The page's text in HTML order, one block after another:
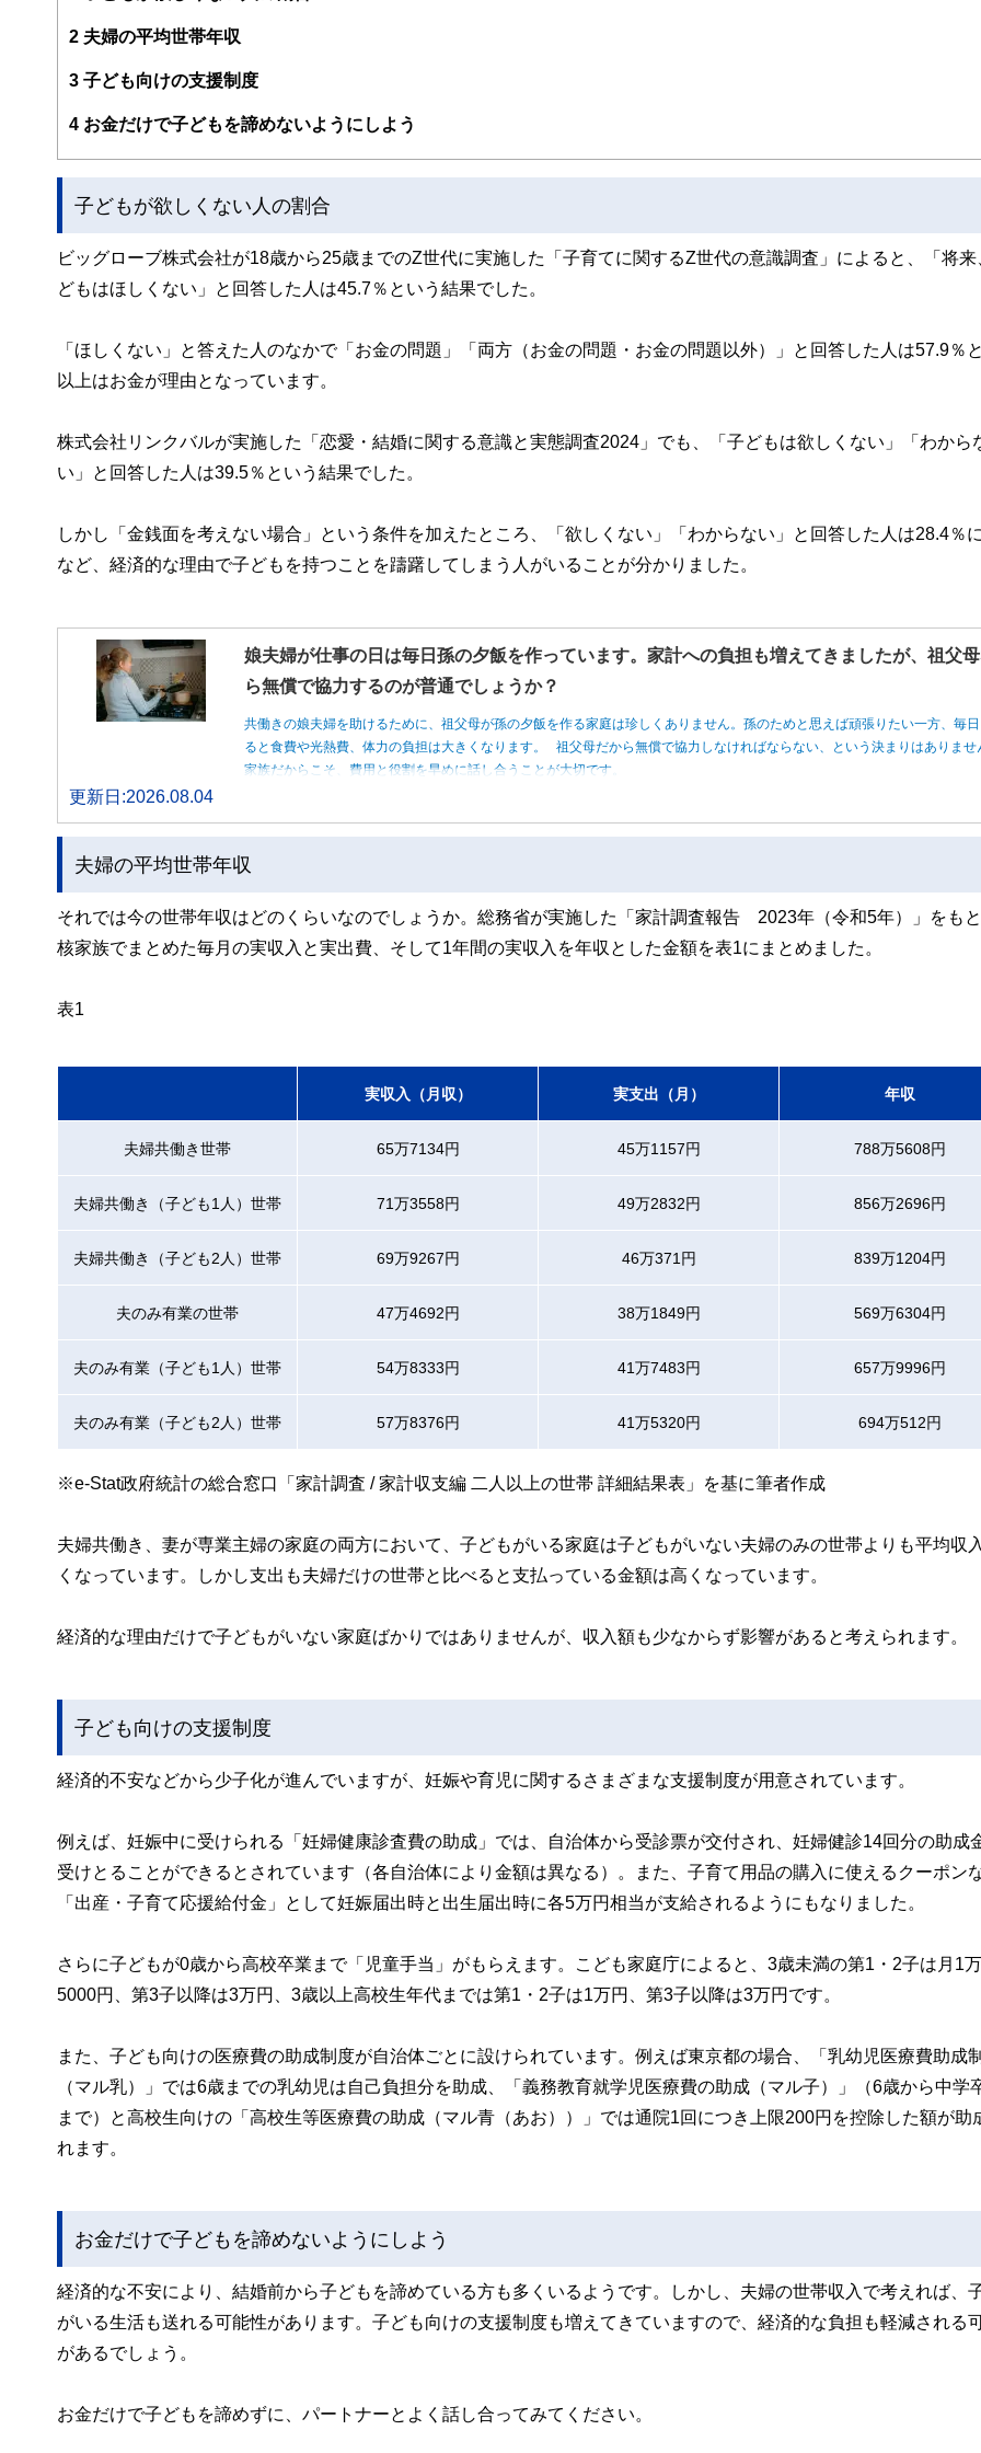
FinancialFieldの特徴は、ファイナンシャルプランナー、弁護士、税理士、宅地建物取引士、相続診断士、住宅ローンアドバイザー、DCプラン
ー、公認会計士、社会保険労務士、行政書士、投資アナリスト、キャリアコンサルタントなど150名以上の有資格者を執筆者・監修者として迎
と、読み応えのあるコンテンツと確かな情報発信を実現しています。
私たちは、快適でより良い生活のアイデアを提供するお金のコンシェルジュを目指します。
2 夫婦の平均世帯年収
3 子ども向けの支援制度
4 お金だけで子どもを諦めないようにしよう
子どもが欲しくない人の割合
ビッグローブ株式会社が18歳から25歳までのZ世代に実施した「子育てに関するZ世代の意識調査」によると、「将来
どもはほしくない」と回答した人は45.7％という結果でした。
「ほしくない」と答えた人のなかで「お金の問題」「両方（お金の問題・お金の問題以外）」と回答した人は57.9％
以上はお金が理由となっています。
株式会社リンクバルが実施した「恋愛・結婚に関する意識と実態調査2024」でも、「子どもは欲しくない」「わから
い」と回答した人は39.5％という結果でした。
しかし「金銭面を考えない場合」という条件を加えたところ、「欲しくない」「わからない」と回答した人は28.4％
など、経済的な理由で子どもを持つことを躊躇してしまう人がいることが分かりました。
娘夫婦が仕事の日は毎日孫の夕飯を作っています。家計への負担も増えてきましたが、祖父
ら無償で協力するのが普通でしょうか？
共働きの娘夫婦を助けるために、祖父母が孫の夕飯を作る家庭は珍しくありません。孫のためと思えば頑張りたい一方、毎日
ると食費や光熱費、体力の負担は大きくなります。 祖父母だから無償で協力しなければならない、という決まりはありませ
家族だからこそ、費用と役割を早めに話し合うことが大切です。
更新日:2026.08.04
夫婦の平均世帯年収
それでは今の世帯年収はどのくらいなのでしょうか。総務省が実施した「家計調査報告 2023年（令和5年）」をもと
核家族でまとめた毎月の実収入と実出費、そして1年間の実収入を年収とした金額を表1にまとめました。
表1
実収入（月収） 実支出（月） 年収
夫婦共働き世帯 65万7134円 45万1157円 788万5608円
夫婦共働き（子ども1人）世帯 71万3558円 49万2832円 856万2696円
夫婦共働き（子ども2人）世帯 69万9267円 46万371円 839万1204円
夫のみ有業の世帯 47万4692円 38万1849円 569万6304円
夫のみ有業（子ども1人）世帯 54万8333円 41万7483円 657万9996円
夫のみ有業（子ども2人）世帯 57万8376円 41万5320円 694万512円
※e-Stat政府統計の総合窓口「家計調査 / 家計収支編 二人以上の世帯 詳細結果表」を基に筆者作成
夫婦共働き、妻が専業主婦の家庭の両方において、子どもがいる家庭は子どもがいない夫婦のみの世帯よりも平均収
くなっています。しかし支出も夫婦だけの世帯と比べると支払っている金額は高くなっています。
経済的な理由だけで子どもがいない家庭ばかりではありませんが、収入額も少なからず影響があると考えられます。
子ども向けの支援制度
経済的不安などから少子化が進んでいますが、妊娠や育児に関するさまざまな支援制度が用意されています。
例えば、妊娠中に受けられる「妊婦健康診査費の助成」では、自治体から受診票が交付され、妊婦健診14回分の助成
受けとることができるとされています（各自治体により金額は異なる）。また、子育て用品の購入に使えるクーポン
「出産・子育て応援給付金」として妊娠届出時と出生届出時に各5万円相当が支給されるようにもなりました。
さらに子どもが0歳から高校卒業まで「児童手当」がもらえます。こども家庭庁によると、3歳未満の第1・2子は月1万
5000円、第3子以降は3万円、3歳以上高校生年代までは第1・2子は1万円、第3子以降は3万円です。
また、子ども向けの医療費の助成制度が自治体ごとに設けられています。例えば東京都の場合、「乳幼児医療費助成
（マル乳）」では6歳までの乳幼児は自己負担分を助成、「義務教育就学児医療費の助成（マル子）」（6歳から中学
まで）と高校生向けの「高校生等医療費の助成（マル青（あお））」では通院1回につき上限200円を控除した額が助
れます。
お金だけで子どもを諦めないようにしよう
経済的な不安により、結婚前から子どもを諦めている方も多くいるようです。しかし、夫婦の世帯収入で考えれば、
がいる生活も送れる可能性があります。子ども向けの支援制度も増えてきていますので、経済的な負担も軽減される
があるでしょう。
お金だけで子どもを諦めずに、パートナーとよく話し合ってみてください。